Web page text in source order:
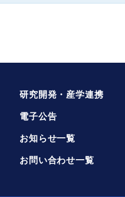
研究開発・産学連携
電子公告
お知らせ一覧
お問い合わせ一覧